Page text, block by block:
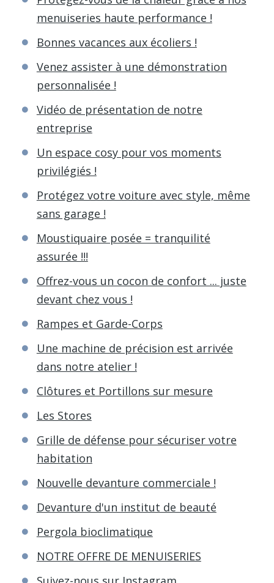
menuiseries haute performance !
Bonnes vacances aux écoliers !
Venez assister à une démonstration
personnalisée !
Vidéo de présentation de notre
entreprise
Un espace cosy pour vos moments
privilégiés !
Protégez votre voiture avec style, même
sans garage !
Moustiquaire posée = tranquilité
assurée !!!
Offrez-vous un cocon de confort ... juste
devant chez vous !
Rampes et Garde-Corps
Une machine de précision est arrivée
dans notre atelier !
Clôtures et Portillons sur mesure
Les Stores
Grille de défense pour sécuriser votre
habitation
Nouvelle devanture commerciale !
Devanture d'un institut de beauté
Pergola bioclimatique
NOTRE OFFRE DE MENUISERIES